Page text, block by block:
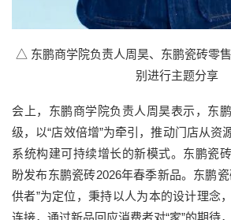
△ 东鹏商学院负责人周昊、东鹏瓷砖零
别进行主题分享
会上，东鹏商学院负责人周昊表示，东
级，以“店效倍增”为牵引，推动门店从资
系统构建可持续增长的新模式。东鹏瓷
盼发布东鹏瓷砖2026年春季新品。东鹏
供者”为定位，秉持以人为本的设计理念
连接，通过新品回应消费者对“家”的期待